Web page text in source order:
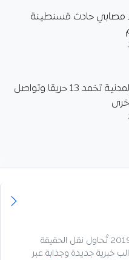
مصابي حادث قسنطينة
الجمعة.. الحماية المدنية تخمد 13 حريقا وتواصل
مؤسسة إخبارية جزائرية تأسست سنة 2019 تُحاول نقل الحقيقة
خبرية جديدة وجذابة عبر